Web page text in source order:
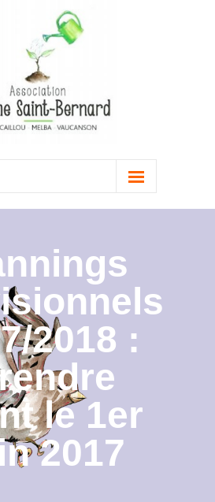
venir 2018 :
le 1er
2017